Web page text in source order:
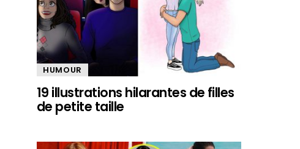
HUMOUR
19 illustrations hilarantes de filles
de petite taille